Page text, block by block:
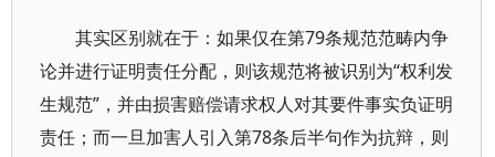
其实区别就在于：如果仅在第79条规范范畴内争
论并进行证明责任分配，则该规范将被识别为“权利发
生规范”，并由损害赔偿请求权人对其要件事实负证明
责任；而一旦加害人引入第78条后半句作为抗辩，则